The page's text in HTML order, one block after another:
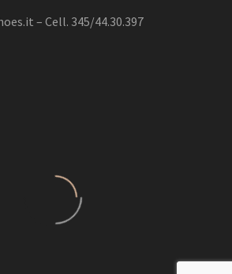
– Cell. 345/44.30.397